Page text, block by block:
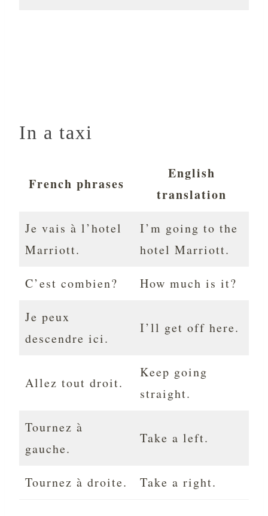
In a taxi
French phrases
English
translation
Je vais à l’hotel
Marriott.
I’m going to the
hotel Marriott.
C’est combien? How much is it?
Je peux
descendre ici.
I’ll get off here.
Allez tout droit.
Keep going
straight.
Tournez à
gauche.
Take a left.
Tournez à droite. Take a right.